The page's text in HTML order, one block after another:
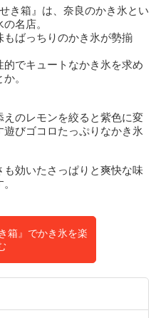
き箱』は、奈良のかき氷とい
名店。
もばっちりのかき氷が勢揃
でキュートなかき氷を求め
。
のレモンを絞ると紫色に変
びゴコロたっぷりなかき氷
効いたさっぱりと爽快な味
箱』でかき氷を楽